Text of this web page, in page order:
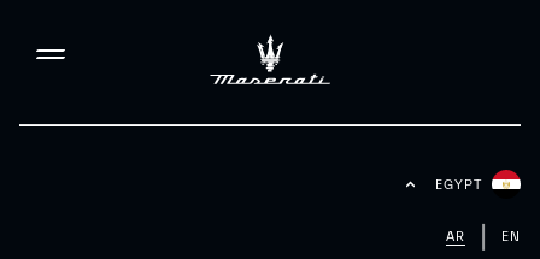
EGYPT
EN
AR